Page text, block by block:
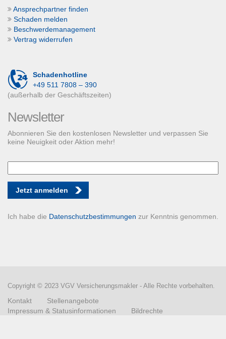
Ansprechpartner finden
Schaden melden
Beschwerdemanagement
Vertrag widerrufen
Schadenhotline
+49 511 7808 – 390
(außerhalb der Geschäftszeiten)
Newsletter
Abonnieren Sie den kostenlosen Newsletter und verpassen Sie
keine Neuigkeit oder Aktion mehr!
Jetzt anmelden
Ich habe die Datenschutzbestimmungen zur Kenntnis genommen.
Copyright © 2023 VGV Versicherungsmakler - Alle Rechte vorbehalten.
Kontakt
Stellenangebote
Impressum & Statusinformationen
Bildrechte